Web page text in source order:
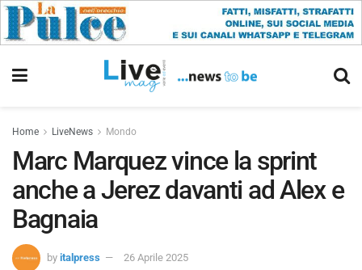
Home LiveNews Mondo
Marc Marquez vince la sprint
anche a Jerez davanti ad Alex e
Bagnaia
by italpress 26 Aprile 2025